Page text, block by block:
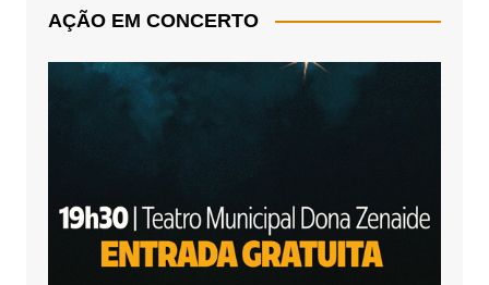
AÇÃO EM CONCERTO